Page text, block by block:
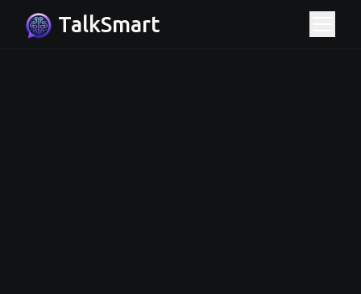
TalkSmart